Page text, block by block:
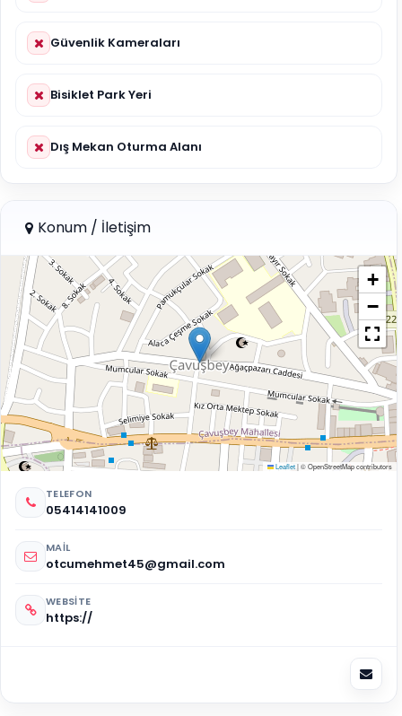
Güvenlik Kameraları
Bisiklet Park Yeri
Dış Mekan Oturma Alanı
Konum / İletişim
+
−
Leaflet|© OpenStreetMap contributors
TELEFON
05414141009
MAIL
otcumehmet45@gmail.com
WEBSITE
https://